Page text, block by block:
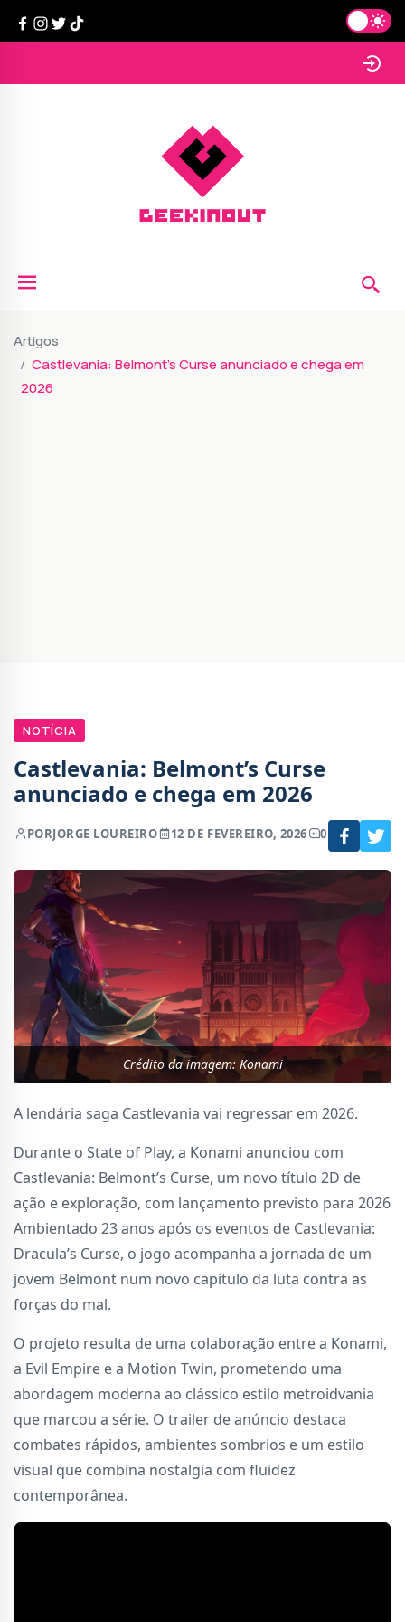
Artigos
Castlevania: Belmont’s Curse anunciado e chega em
2026
NOTÍCIA
Castlevania: Belmont’s Curse
anunciado e chega em 2026
PORJORGE LOUREIRO 12 DE FEVEREIRO, 2026 0
Crédito da imagem: Konami
A lendária saga Castlevania vai regressar em 2026.
Durante o State of Play, a Konami anunciou com
Castlevania: Belmont’s Curse, um novo título 2D de
ação e exploração, com lançamento previsto para 2026
Ambientado 23 anos após os eventos de Castlevania:
Dracula’s Curse, o jogo acompanha a jornada de um
jovem Belmont num novo capítulo da luta contra as
forças do mal.
O projeto resulta de uma colaboração entre a Konami,
a Evil Empire e a Motion Twin, prometendo uma
abordagem moderna ao clássico estilo metroidvania
que marcou a série. O trailer de anúncio destaca
combates rápidos, ambientes sombrios e um estilo
visual que combina nostalgia com fluidez
contemporânea.